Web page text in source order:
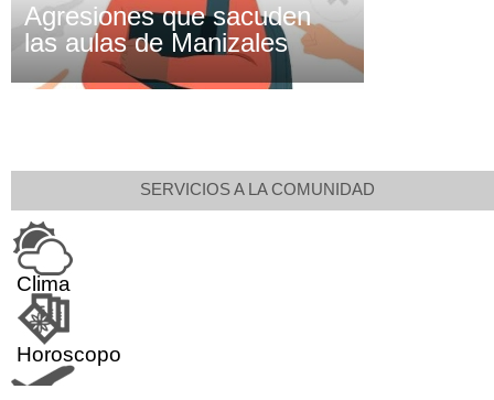
Agresiones que sacuden
las aulas de Manizales
SERVICIOS A LA COMUNIDAD
Clima
Horoscopo